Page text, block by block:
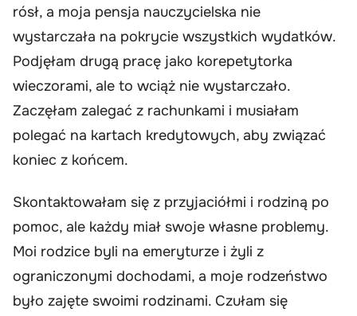
rósł, a moja pensja nauczycielska nie
wystarczała na pokrycie wszystkich wydatków.
Podjęłam drugą pracę jako korepetytorka
wieczorami, ale to wciąż nie wystarczało.
Zaczęłam zalegać z rachunkami i musiałam
polegać na kartach kredytowych, aby związać
koniec z końcem.
Skontaktowałam się z przyjaciółmi i rodziną po
pomoc, ale każdy miał swoje własne problemy.
Moi rodzice byli na emeryturze i żyli z
ograniczonymi dochodami, a moje rodzeństwo
było zajęte swoimi rodzinami. Czułam się